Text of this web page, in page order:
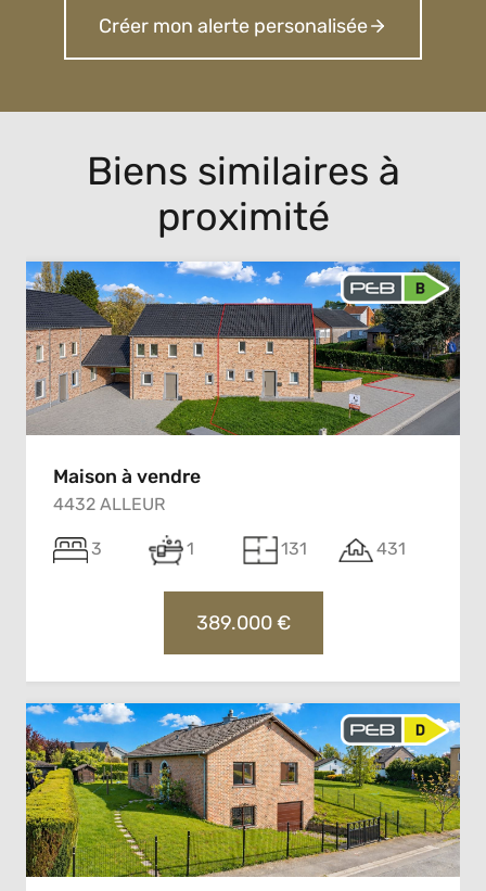
Créer mon alerte personalisée
Biens similaires à
proximité
Maison à vendre
4432 ALLEUR
3 1 131 431
389.000 €